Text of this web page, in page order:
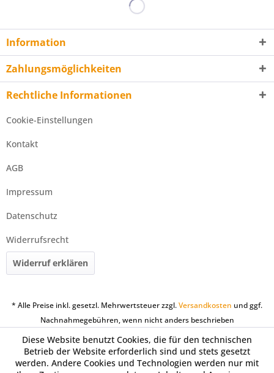
Information
Zahlungsmöglichkeiten
Rechtliche Informationen
Cookie-Einstellungen
Kontakt
AGB
Impressum
Datenschutz
Widerrufsrecht
Widerruf erklären
* Alle Preise inkl. gesetzl. Mehrwertsteuer zzgl.Versandkosten und ggf.
Nachnahmegebühren, wenn nicht anders beschrieben
Diese Website benutzt Cookies, die für den technischen
Betrieb der Website erforderlich sind und stets gesetzt
werden. Andere Cookies und Technologien werden nur mit